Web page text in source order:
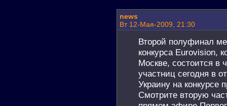
news
Вт 12-Мая-2009, 21:30
Второй полуфинал
конкурса Eurovision,
Москве, состоится в
участниц сегодня в
Украину на конкурсе
Смотрите вторую